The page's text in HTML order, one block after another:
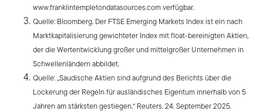
www.franklintempletondatasources.com verfügbar.
Quelle: Bloomberg. Der FTSE Emerging Markets Index ist ein nach
Marktkapitalisierung gewichteter Index mit float-bereinigten Aktien,
der die Wertentwicklung großer und mittelgroßer Unternehmen in
Schwellenländern abbildet.
Quelle: „Saudische Aktien sind aufgrund des Berichts über die
Lockerung der Regeln für ausländisches Eigentum innerhalb von 5
Jahren am stärksten gestiegen.“ Reuters. 24. September 2025.